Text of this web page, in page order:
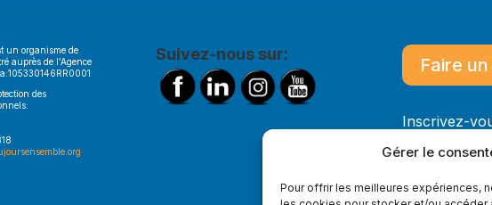
Gérer le
Pour offrir les meilleures expériences,
un organisme de
auprès de l’Agence
des
Suivez-nous sur:
Faire
Inscrivez-